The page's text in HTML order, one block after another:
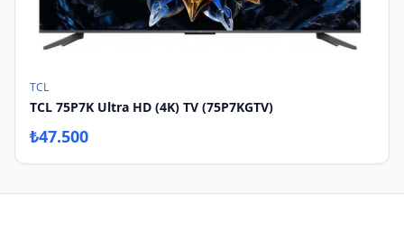
TCL
TCL 75P7K Ultra HD (4K) TV (75P7KGTV)
₺47.500